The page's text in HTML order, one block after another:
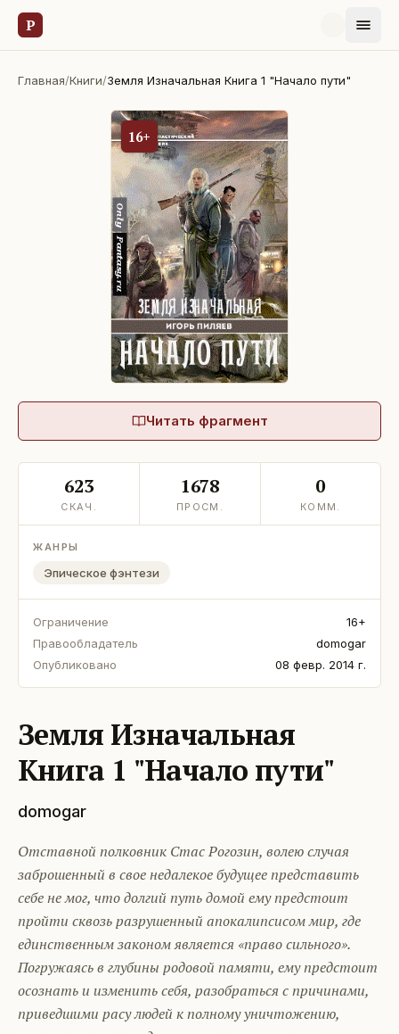
Р
Главная/Книги/Земля Изначальная Книга 1 "Начало пути"
16+
Читать фрагмент
623
СКАЧ.
1678
ПРОСМ.
0
КОММ.
ЖАНРЫ
Эпическое фэнтези
Ограничение
16+
Правообладатель
domogar
Опубликовано
08 февр. 2014 г.
Земля Изначальная
Книга 1 "Начало пути"
domogar
Отставной полковник Стас Рогозин, волею случая
заброшенный в свое недалекое будущее представить
себе не мог, что долгий путь домой ему предстоит
пройти сквозь разрушенный апокалипсисом мир, где
единственным законом является «право сильного».
Погружаясь в глубины родовой памяти, ему предстоит
осознать и изменить себя, разобраться с причинами,
приведшими расу людей к полному уничтожению,